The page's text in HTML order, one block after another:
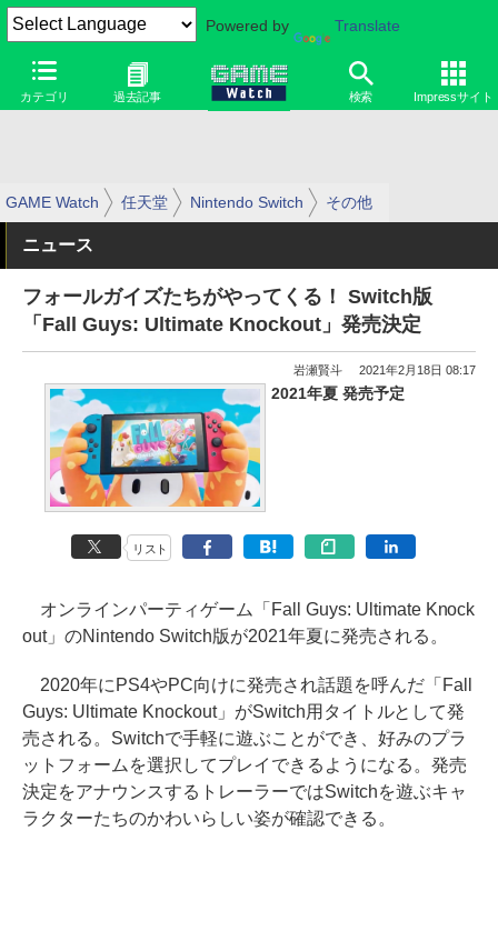
Powered by Translate
カテゴリ 過去記事 検索 Impressサイト
GAME Watch 任天堂 Nintendo Switch その他
ニュース
フォールガイズたちがやってくる！ Switch版
「Fall Guys: Ultimate Knockout」発売決定
岩瀬賢斗 2021年2月18日 08:17
2021年夏 発売予定
リスト
オンラインパーティゲーム「Fall Guys: Ultimate Knock
out」のNintendo Switch版が2021年夏に発売される。
2020年にPS4やPC向けに発売され話題を呼んだ「Fall
Guys: Ultimate Knockout」がSwitch用タイトルとして発
売される。Switchで手軽に遊ぶことができ、好みのプラ
ットフォームを選択してプレイできるようになる。発売
決定をアナウンスするトレーラーではSwitchを遊ぶキャ
ラクターたちのかわいらしい姿が確認できる。